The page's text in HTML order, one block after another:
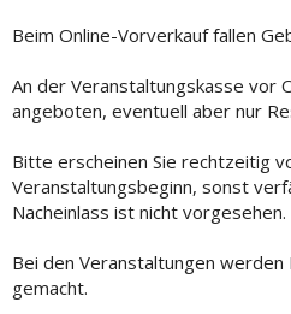
Beim Online-Vorverkauf fallen
An der Veranstaltungskasse vor
angeboten, eventuell aber nur
Bitte erscheinen Sie rechtzeitig
Veranstaltungsbeginn, sonst
Nacheinlass ist nicht vorgesehen.
Bei den Veranstaltungen werden
gemacht.